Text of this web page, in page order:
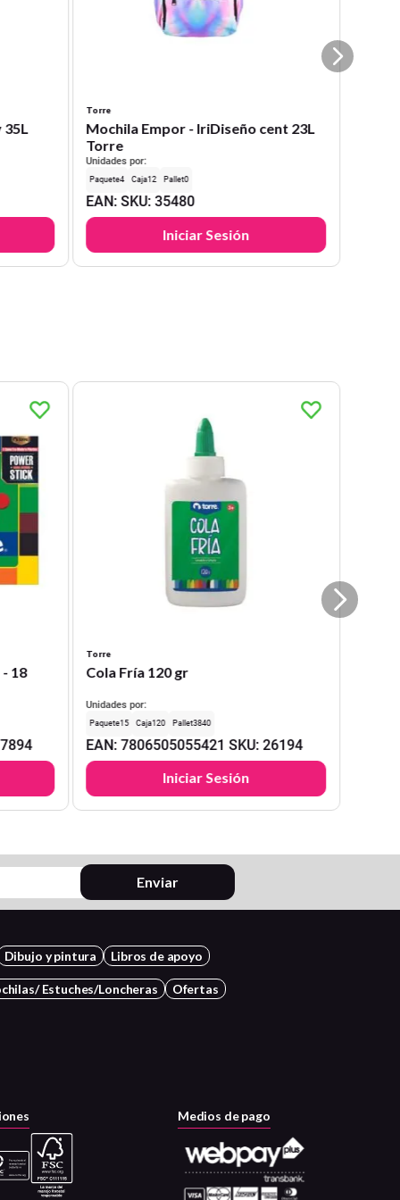
35L
Torre
Mochila Empor - IriDiseño cent 23L
Torre
Unidades por:
4 12 0
EAN: SKU:35480
Iniciar Sesión
18
Torre
Cola Fría 120 gr
Unidades por:
15 120 3840
EAN:7806505055421 SKU:26194
Iniciar Sesión
Enviar
Dibujo y pintura Libros de apoyo
Estuches/Loncheras Ofertas
Medios de pago